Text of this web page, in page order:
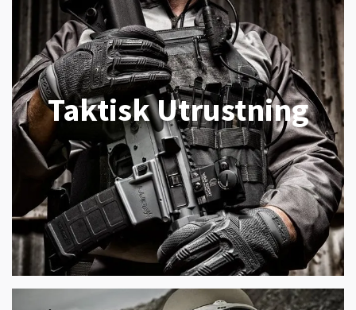
Taktisk Utrustning